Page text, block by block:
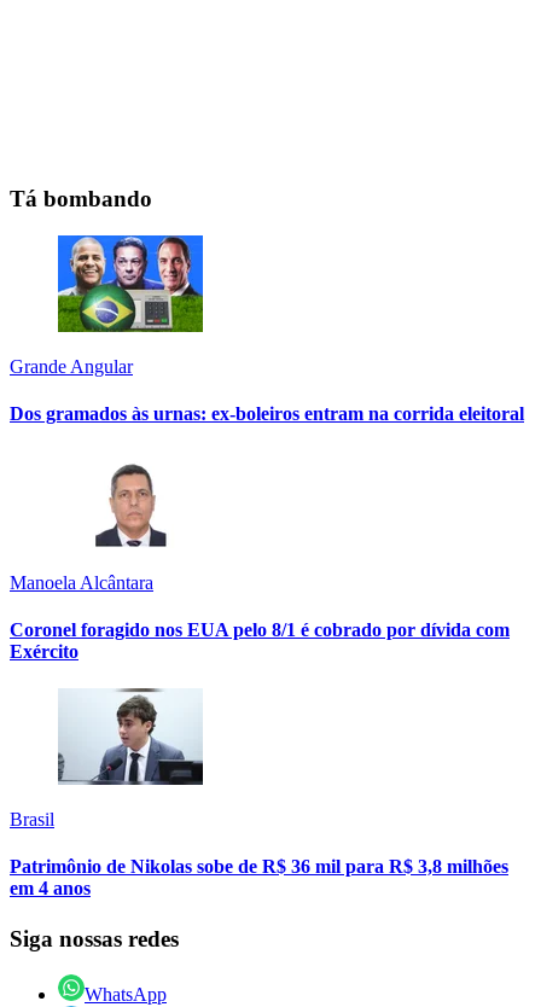
Tá bombando
Grande Angular
Dos gramados às urnas: ex-boleiros entram na corrida eleitoral
Manoela Alcântara
Coronel foragido nos EUA pelo 8/1 é cobrado por dívida com
Exército
Brasil
Patrimônio de Nikolas sobe de R$ 36 mil para R$ 3,8 milhões
em 4 anos
Siga nossas redes
WhatsApp